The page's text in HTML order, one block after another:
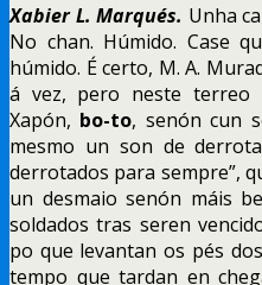
Xabier L. Marqués. Unha
No chan. Húmido. Case
húmido. É certo, M. A.
á vez, pero neste terreo
Xapón, bo-to, senón cun
mesmo un son de
derrotados para sempre”,
un desmaio senón máis
soldados tras seren
po que levantan os pés
tempo que tardan en